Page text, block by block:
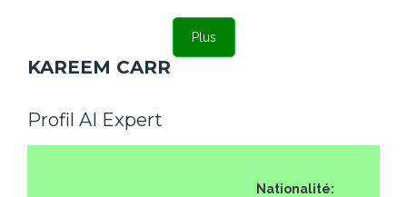
Plus
KAREEM CARR
Profil AI Expert
Nationalité: